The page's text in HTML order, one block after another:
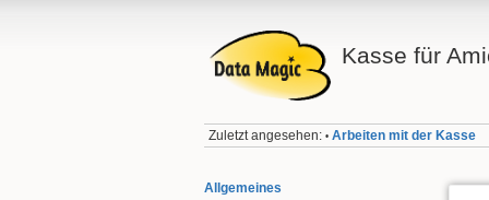
Kasse für
Zuletzt angesehen: • Arbeiten mit der Kasse
Allgemeines